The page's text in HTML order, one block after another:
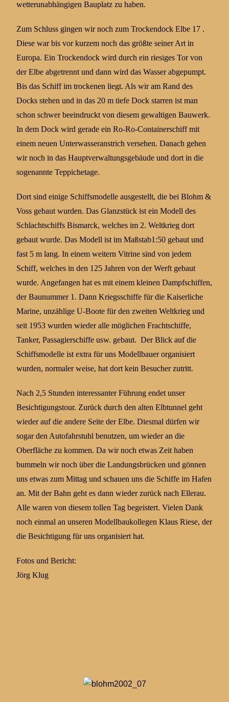
wetterunabhängigen Bauplatz zu haben.
Zum Schluss gingen wir noch zum Trockendock Elbe 17 .
Diese war bis vor kurzem noch das größte seiner Art in
Europa. Ein Trockendock wird durch ein riesiges Tor von
der Elbe abgetrennt und dann wird das Wasser abgepumpt.
Bis das Schiff im trockenen liegt. Als wir am Rand des
Docks stehen und in das 20 m tiefe Dock starren ist man
schon schwer beeindruckt von diesem gewaltigen Bauwerk.
In dem Dock wird gerade ein Ro-Ro-Containerschiff mit
einem neuen Unterwasseranstrich versehen. Danach gehen
wir noch in das Hauptverwaltungsgebäude und dort in die
sogenannte Teppichetage.
Dort sind einige Schiffsmodelle ausgestellt, die bei Blohm &
Voss gebaut wurden. Das Glanzstück ist ein Modell des
Schlachtschiffs Bismarck, welches im 2. Weltkrieg dort
gebaut wurde. Das Modell ist im Maßstab1:50 gebaut und
fast 5 m lang. In einem weitern Vitrine sind von jedem
Schiff, welches in den 125 Jahren von der Werft gebaut
wurde. Angefangen hat es mit einem kleinen Dampfschiffen,
der Baunummer 1. Dann Kriegsschiffe für die Kaiserliche
Marine, unzählige U-Boote für den zweiten Weltkrieg und
seit 1953 wurden wieder alle möglichen Frachtschiffe,
Tanker, Passagierschiffe usw. gebaut. Der Blick auf die
Schiffsmodelle ist extra für uns Modellbauer organisiert
wurden, normaler weise, hat dort kein Besucher zutritt.
Nach 2,5 Stunden interessanter Führung endet unser
Besichtigungstour. Zurück durch den alten Elbtunnel geht
wieder auf die andere Seite der Elbe. Diesmal dürfen wir
sogar den Autofahrstuhl benutzen, um wieder an die
Oberfläche zu kommen. Da wir noch etwas Zeit haben
bummeln wir noch über die Landungsbrücken und gönnen
uns etwas zum Mittag und schauen uns die Schiffe im Hafen
an. Mit der Bahn geht es dann wieder zurück nach Ellerau.
Alle waren von diesem tollen Tag begeistert. Vielen Dank
noch einmal an unseren Modellbaukollegen Klaus Riese, der
die Besichtigung für uns organisiert hat.
Fotos und Bericht:
Jörg Klug